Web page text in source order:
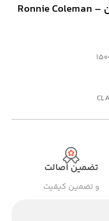
سی ال ای ایکس اس رونی کلمن – Ronnie Coleman
تضمین اصالت
و تضمین کیفیت